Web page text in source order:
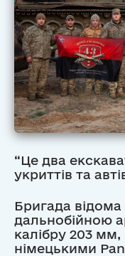
“Це два
укриттів та
Бригада
дальнобійною
калібру 203
німецькими